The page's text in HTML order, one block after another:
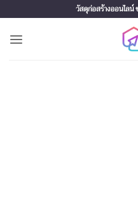
to
content
วัสดุก่อสร้างออนไลน์